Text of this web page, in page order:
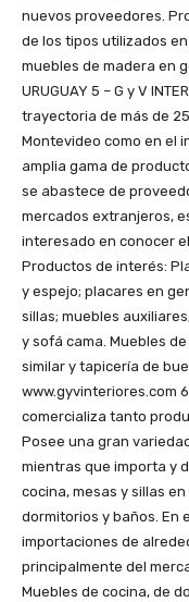
nuevos proveedores.
de los tipos utilizados
muebles de madera en
URUGUAY 5 – G y V
trayectoria de más de
Montevideo como en el
amplia gama de
se abastece de
mercados extranjeros,
interesado en conocer
Productos de interés:
y espejo; placares en
sillas; muebles
y sofá cama. Muebles
similar y tapicería de
www.gyvinteriores.com 6
comercializa tanto
Posee una gran
mientras que importa y
cocina, mesas y sillas
dormitorios y baños. En
importaciones de
principalmente del
Muebles de cocina, de